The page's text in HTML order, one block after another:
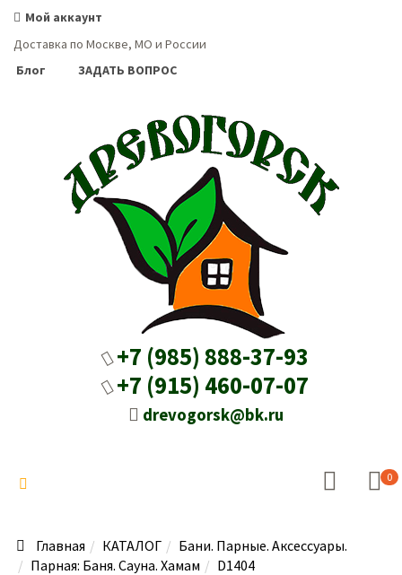
Мой аккаунт
Доставка по Москве, МО и России
Блог
ЗАДАТЬ ВОПРОС
+7 (985) 888-37-93
+7 (915) 460-07-07
drevogorsk@bk.ru
0
Главная КАТАЛОГ
Бани. Парные. Аксессуары.
Парная: Баня. Сауна. Хамам
D1404